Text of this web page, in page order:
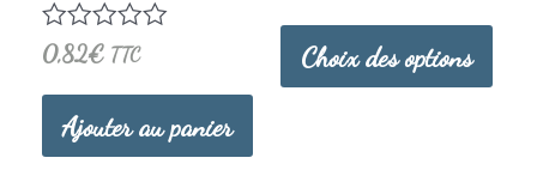
Note
sur
0,82€ TTC
Ajouter au panier
sur
Choix des options